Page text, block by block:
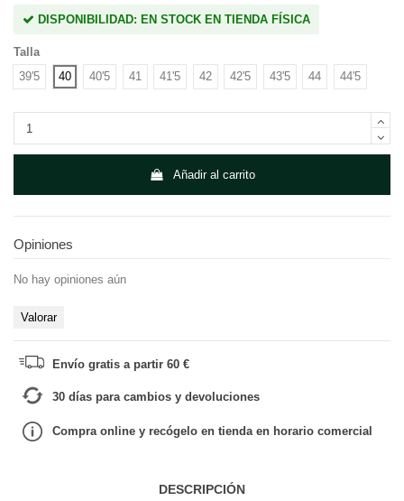
DISPONIBILIDAD: EN STOCK EN TIENDA FÍSICA
Talla
39'5
40 40'5 41 41'5 42 42'5 43'5 44 44'5
Añadir al carrito
Opiniones
No hay opiniones aún
Valorar
Envío gratis a partir 60 €
30 días para cambios y devoluciones
Compra online y recógelo en tienda en horario comercial
DESCRIPCIÓN